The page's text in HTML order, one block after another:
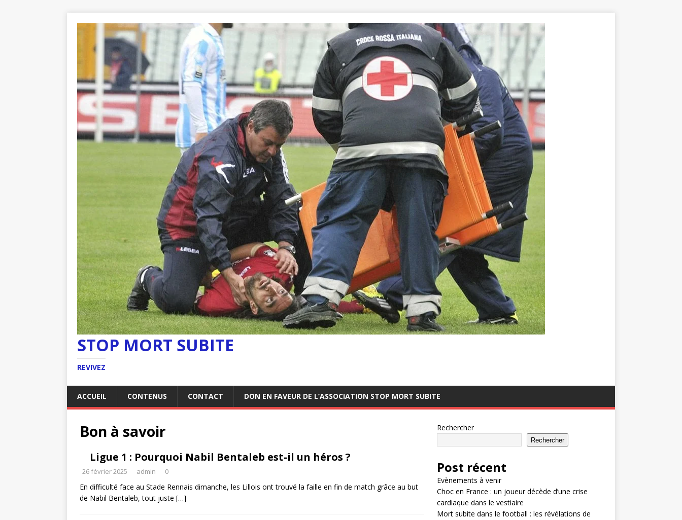
STOP MORT SUBITE
REVIVEZ
ACCUEIL CONTENUS CONTACT DON EN FAVEUR DE L’ASSOCIATION STOP MORT SUBITE
Bon à savoir
Ligue 1 : Pourquoi Nabil Bentaleb est-il un héros ?
26 février 2025 admin 0
En difficulté face au Stade Rennais dimanche, les Lillois ont trouvé la faille en fin de match grâce au but
de Nabil Bentaleb, tout juste […]
Rechercher
Rechercher
Post récent
Evènements à venir
Choc en France : un joueur décède d’une crise
cardiaque dans le vestiaire
Mort subite dans le football : les révélations de